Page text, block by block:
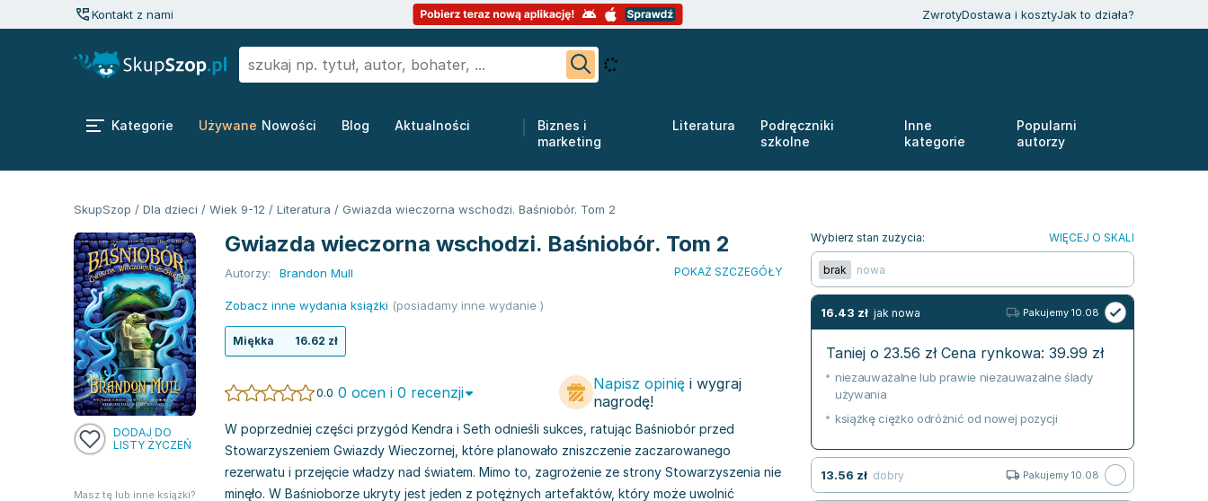
Kontakt z nami ZwrotyDostawa i kosztyJak to działa?
Kategorie Używane Nowości Blog Aktualności
Biznes i
marketing
Literatura
Podręczniki
szkolne
Inne
kategorie
Popularni
autorzy
SkupSzop / Dla dzieci / Wiek 9-12 / Literatura / Gwiazda wieczorna wschodzi. Baśniobór. Tom 2
DODAJ DO
LISTY ŻYCZEŃ
Masz tę lub inne książki?
Gwiazda wieczorna wschodzi. Baśniobór. Tom 2
Autorzy: Brandon Mull POKAŻ SZCZEGÓŁY
Zobacz inne wydania książki (posiadamy inne wydanie )
Miękka 16.62 zł
0.0 0 ocen i 0 recenzji Napisz opinię i wygraj
nagrodę!
W poprzedniej części przygód Kendra i Seth odnieśli sukces, ratując Baśniobór przed
Stowarzyszeniem Gwiazdy Wieczornej, które planowało zniszczenie zaczarowanego
rezerwatu i przejęcie władzy nad światem. Mimo to, zagrożenie ze strony Stowarzyszenia nie
minęło. W Baśnioborze ukryty jest jeden z potężnych artefaktów, który może uwolnić
Wybierz stan zużycia: WIĘCEJ O SKALI
brak nowa
16.43 zł jak nowa Pakujemy 10.08
Taniej o 23.56 zł Cena rynkowa: 39.99 zł
niezauważalne lub prawie niezauważalne ślady
używania
książkę ciężko odróżnić od nowej pozycji
13.56 zł dobry Pakujemy 10.08